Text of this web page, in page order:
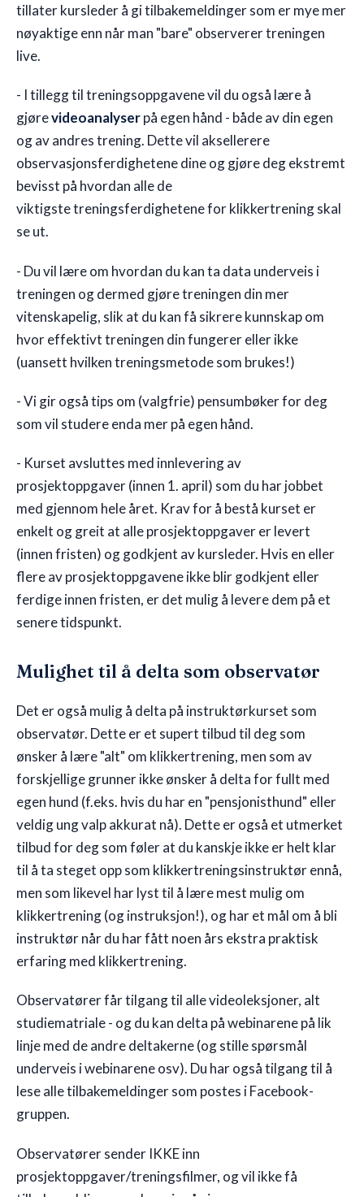
tillater kursleder å gi tilbakemeldinger som er mye mer
nøyaktige enn når man "bare" observerer treningen
live.
- I tillegg til treningsoppgavene vil du også lære å
gjørevideoanalyserpå egen hånd - både av din egen
og av andres trening. Dette vil aksellerere
observasjonsferdighetene dine og gjøre deg ekstremt
bevisst på hvordan alle de
viktigste treningsferdighetene for klikkertrening skal
se ut.
- Du vil lære om hvordan du kan ta data underveis i
treningen og dermed gjøre treningen din mer
vitenskapelig, slik at du kan få sikrere kunnskap om
hvor effektivt treningen din fungerer eller ikke
(uansett hvilken treningsmetode som brukes!)
- Vi gir også tips om (valgfrie) pensumbøker for deg
som vil studere enda mer på egen hånd.
- Kurset avsluttes med innlevering av
prosjektoppgaver (innen 1. april) som du har jobbet
med gjennom hele året. Krav for å bestå kurset er
enkelt og greit at alle prosjektoppgaver er levert
(innen fristen) og godkjent av kursleder. Hvis en eller
flere av prosjektoppgavene ikke blir godkjent eller
ferdige innen fristen, er det mulig å levere dem på et
senere tidspunkt.
Mulighet til å delta som observatør
Det er også mulig å delta på instruktørkurset som
observatør. Dette er et supert tilbud til deg som
ønsker å lære "alt" om klikkertrening, men som av
forskjellige grunner ikke ønsker å delta for fullt med
egen hund (f.eks. hvis du har en "pensjonisthund" eller
veldig ung valp akkurat nå). Dette er også et utmerket
tilbud for deg som føler at du kanskje ikke er helt klar
til å ta steget opp som klikkertreningsinstruktør ennå,
men som likevel har lyst til å lære mest mulig om
klikkertrening (og instruksjon!), og har et mål om å bli
instruktør når du har fått noen års ekstra praktisk
erfaring med klikkertrening.
Observatører får tilgang til alle videoleksjoner, alt
studiematriale - og du kan delta på webinarene på lik
linje med de andre deltakerne (og stille spørsmål
underveis i webinarene osv). Du har også tilgang til å
lese alle tilbakemeldinger som postes i Facebook-
gruppen.
Observatører sender IKKE inn
prosjektoppgaver/treningsfilmer, og vil ikke få